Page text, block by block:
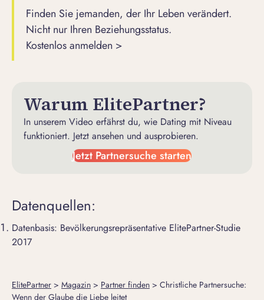
Finden Sie jemanden, der Ihr Leben verändert.
Nicht nur Ihren Beziehungsstatus.
Kostenlos anmelden >
Warum ElitePartner?
In unserem Video erfährst du, wie Dating mit Niveau
funktioniert. Jetzt ansehen und ausprobieren.
Jetzt Partnersuche starten
Datenquellen:
Datenbasis: Bevölkerungsrepräsentative ElitePartner-Studie
2017
ElitePartner > Magazin > Partner finden > Christliche Partnersuche:
Wenn der Glaube die Liebe leitet